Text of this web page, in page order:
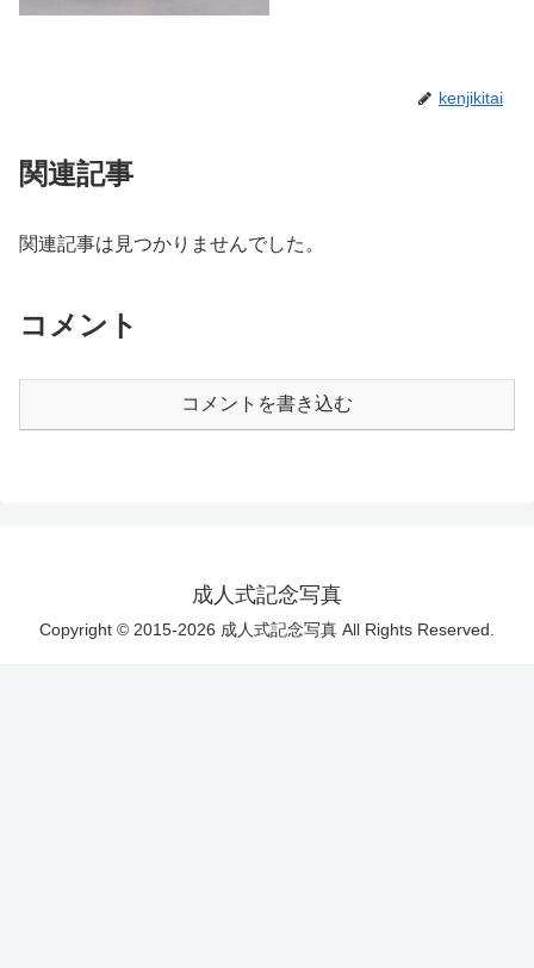
kenjikitai
関連記事
関連記事は見つかりませんでした。
コメント
コメントを書き込む
成人式記念写真
Copyright © 2015-2026 成人式記念写真 All Rights Reserved.